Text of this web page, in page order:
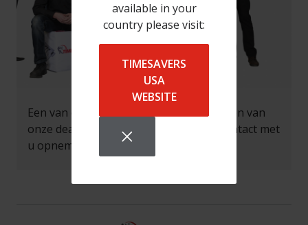
available in your
country please visit:
TIMESAVERS
USA
WEBSITE
Een van onze Area Sales Managers of een van
onze dealers zal zo spoedig mogelijk contact met
u opnemen.